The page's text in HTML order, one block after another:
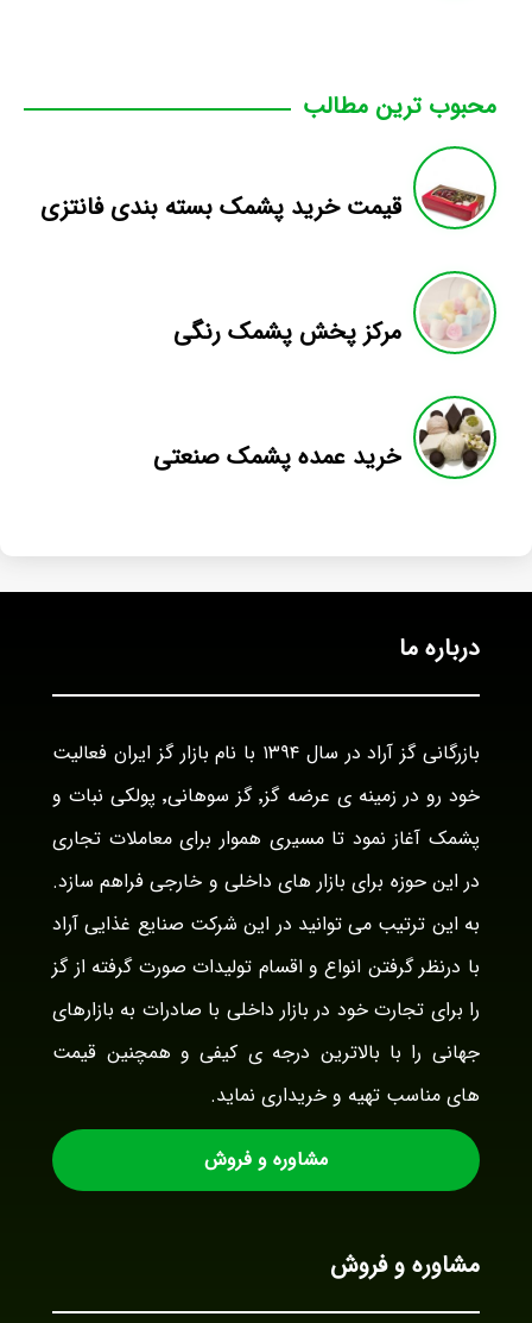
محبوب ترین مطالب
قیمت خرید پشمک بسته بندی فانتزی
مرکز پخش پشمک رنگی
خرید عمده پشمک صنعتی
درباره ما
بازرگانی گز آراد در سال ۱۳۹۴ با نام بازار گز ایران فعالیت
خود رو در زمینه ی عرضه گز٬ گز سوهانی٬ پولکی نبات و
پشمک آغاز نمود تا مسیری هموار برای معاملات تجاری
در این حوزه برای بازار های داخلی و خارجی فراهم سازد.
به این ترتیب می توانید در این شرکت صنایع غذایی آراد
با درنظر گرفتن انواع و اقسام تولیدات صورت گرفته از گز
را برای تجارت خود در بازار داخلی با صادرات به بازارهای
جهانی را با بالاترین درجه ی کیفی و همچنین قیمت
های مناسب تهیه و خریداری نماید.
مشاوره و فروش
مشاوره و فروش